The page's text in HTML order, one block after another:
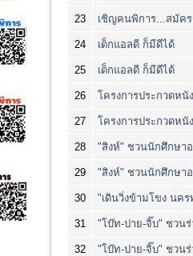
23 เชิญคนพิการ...สมัคร
24 เด็กแอลดี ก็มีดีได้
25 เด็กแอลดี ก็มีดีได้
26 โครงการประกวดห
27 โครงการประกวดห
28 "สิงห์" ชวนนักศึกษา
29 "สิงห์" ชวนนักศึกษา
30 "เดินวิ่งข้ามโขง นค
31 "โบ๊ท-ปาย-จิ๊บ" ชวนร่
32 "โบ๊ท-ปาย-จิ๊บ" ชวนร่